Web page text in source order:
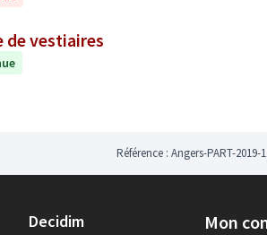
de vestiaires
Référence : Angers-PART-2019-
Decidim Mon